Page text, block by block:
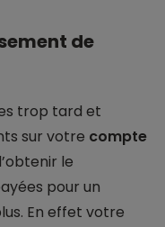
de
trop tard et
sur votre compte
le
pour un
En effet votre